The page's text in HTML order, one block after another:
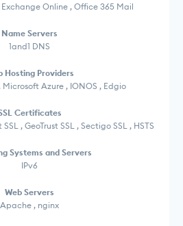
Online , Office 365 Mail
Name Servers
1and1 DNS
Hosting Providers
Microsoft Azure , IONOS , Edgio
Certificates
, GeoTrust SSL , Sectigo SSL , HSTS
Systems and Servers
IPv6
Web Servers
Apache , nginx